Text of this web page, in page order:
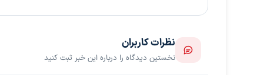
نظرات کاربران
نخستین دیدگاه را درباره این خبر ثبت کنید